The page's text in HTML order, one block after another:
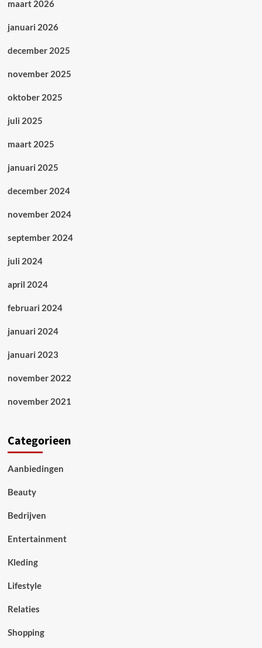
maart 2026
januari 2026
december 2025
november 2025
oktober 2025
juli 2025
maart 2025
januari 2025
december 2024
november 2024
september 2024
juli 2024
april 2024
februari 2024
januari 2024
januari 2023
november 2022
november 2021
Categorieen
Aanbiedingen
Beauty
Bedrijven
Entertainment
Kleding
Lifestyle
Relaties
Shopping